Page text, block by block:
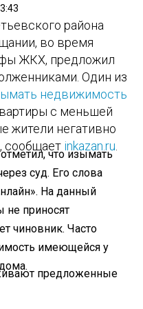
района
во время
ЖКХ, предложил
Один из
недвижимость
с меньшей
жители негативно
сообщает inkazan.ru
отметил, что изымать
суд. Его слова
На данный
приносят
чиновник. Часто
имеющейся у
предложенные